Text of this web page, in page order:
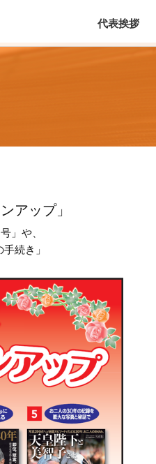
代表挨拶
アップ」
」や、
続き」